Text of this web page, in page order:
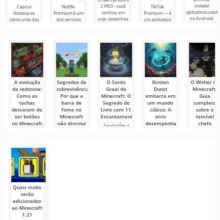
Capcut
destaca-se
como uma das
para edição de
vídeo,
garantindo um
Netflix
Premium é um
dos serviços
programas de
TV em
2 PRO - você
sonhou em
criar desenhos
até
TikTok
Premium — é
um aplicativo
outros
usuários ou
encontrar
instalar
aplicativos.xapk
no Android.
A evolução
da redstone:
Como as
tochas
deixaram de
ser botões
no Minecraft
guardam
muitas
Segredos de
sobrevivência:
Por que a
barra de
fome no
Minecraft
não diminui
O Santo
Graal do
Minecraft: O
Segredo do
Livro com 11
Encantamentos
Saudações a
Kirsten
Dunst
embarca em
um mundo
cúbico: A
atriz
desempenhará
O Wither no
Minecraft:
Guia
completo
sobre o
temível
chefe
Quais mobs
serão
adicionados
ao Minecraft
1.21